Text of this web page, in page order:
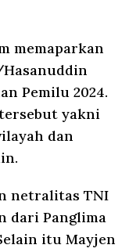
memaparkan
Pemilu 2024.
yakni
dan
netralitas TNI
dari Panglima
itu Mayjen